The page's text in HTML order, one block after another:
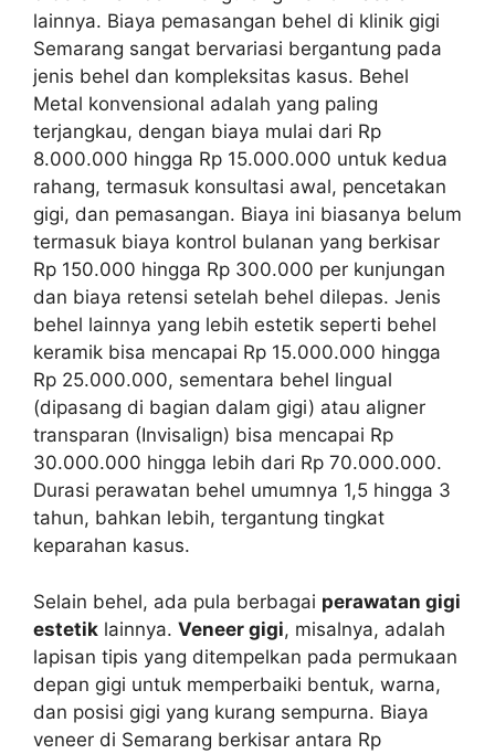
lainnya. Biaya pemasangan behel di klinik gigi
Semarang sangat bervariasi bergantung pada
jenis behel dan kompleksitas kasus. Behel
Metal konvensional adalah yang paling
terjangkau, dengan biaya mulai dari Rp
8.000.000 hingga Rp 15.000.000 untuk kedua
rahang, termasuk konsultasi awal, pencetakan
gigi, dan pemasangan. Biaya ini biasanya belum
termasuk biaya kontrol bulanan yang berkisar
Rp 150.000 hingga Rp 300.000 per kunjungan
dan biaya retensi setelah behel dilepas. Jenis
behel lainnya yang lebih estetik seperti behel
keramik bisa mencapai Rp 15.000.000 hingga
Rp 25.000.000, sementara behel lingual
(dipasang di bagian dalam gigi) atau aligner
transparan (Invisalign) bisa mencapai Rp
30.000.000 hingga lebih dari Rp 70.000.000.
Durasi perawatan behel umumnya 1,5 hingga 3
tahun, bahkan lebih, tergantung tingkat
keparahan kasus.
Selain behel, ada pula berbagai perawatan gigi
estetik lainnya. Veneer gigi, misalnya, adalah
lapisan tipis yang ditempelkan pada permukaan
depan gigi untuk memperbaiki bentuk, warna,
dan posisi gigi yang kurang sempurna. Biaya
veneer di Semarang berkisar antara Rp